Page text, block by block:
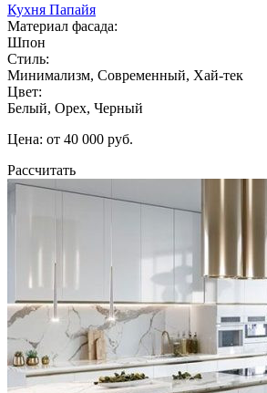
Кухня Папайя
Материал фасада:
Шпон
Стиль:
Минимализм, Современный, Хай-тек
Цвет:
Белый, Орех, Черный
Цена: от 40 000 руб.
Рассчитать